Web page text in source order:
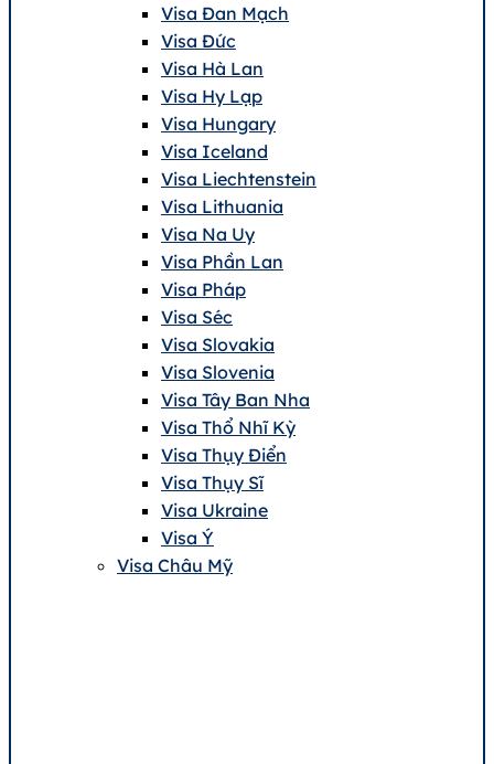
Visa Đan Mạch
Visa Đức
Visa Hà Lan
Visa Hy Lạp
Visa Hungary
Visa Iceland
Visa Liechtenstein
Visa Lithuania
Visa Na Uy
Visa Phần Lan
Visa Pháp
Visa Séc
Visa Slovakia
Visa Slovenia
Visa Tây Ban Nha
Visa Thổ Nhĩ Kỳ
Visa Thụy Điển
Visa Thụy Sĩ
Visa Ukraine
Visa Ý
Visa Châu Mỹ